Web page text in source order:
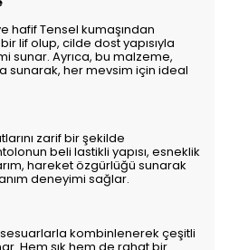
hafif Tensel kumaşından
lif olup, cilde dost yapısıyla
sunar. Ayrıca, bu malzeme,
sunarak, her mevsim için ideal
zarif bir şekilde
beli lastikli yapısı, esneklik
hareket özgürlüğü sunarak
deneyimi sağlar.
kombinlenerek çeşitli